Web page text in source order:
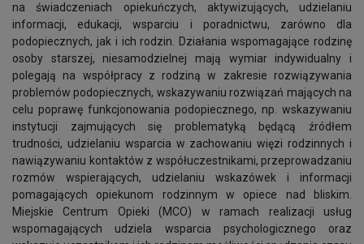
na świadczeniach opiekuńczych, aktywizujących, udzielaniu
informacji, edukacji, wsparciu i poradnictwu, zarówno dla
podopiecznych, jak i ich rodzin. Działania wspomagające rodzinę
osoby starszej, niesamodzielnej mają wymiar indywidualny i
polegają na współpracy z rodziną w zakresie rozwiązywania
problemów podopiecznych, wskazywaniu rozwiązań mających na
celu poprawę funkcjonowania podopiecznego, np. wskazywaniu
instytucji zajmujących się problematyką będącą źródłem
trudności, udzielaniu wsparcia w zachowaniu więzi rodzinnych i
nawiązywaniu kontaktów z współuczestnikami, przeprowadzaniu
rozmów wspierających, udzielaniu wskazówek i informacji
pomagających opiekunom rodzinnym w opiece nad bliskim.
Miejskie Centrum Opieki (MCO) w ramach realizacji usług
wspomagających udziela wsparcia psychologicznego oraz